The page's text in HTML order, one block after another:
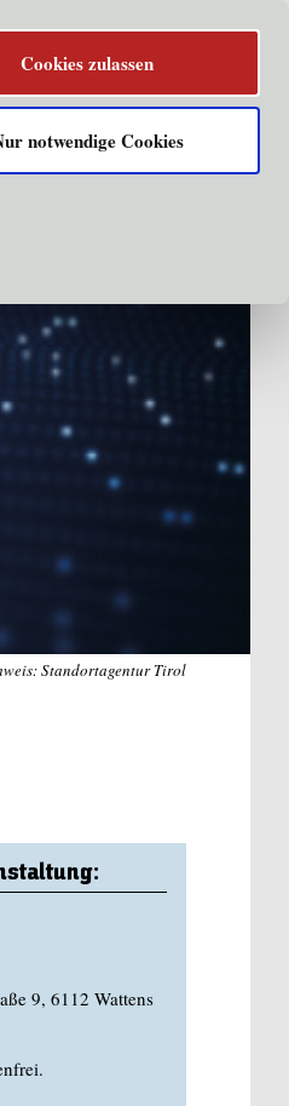
Cookies zulassen
notwendige Cookies
Standortagentur Tirol
9, 6112 Wattens